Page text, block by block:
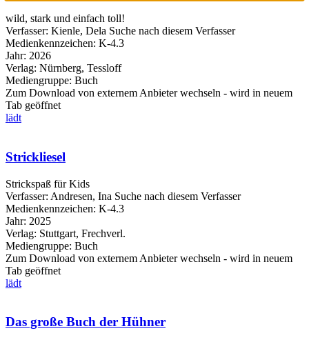
wild, stark und einfach toll!
Verfasser: Kienle, Dela Suche nach diesem Verfasser
Medienkennzeichen: K-4.3
Jahr: 2026
Verlag: Nürnberg, Tessloff
Mediengruppe: Buch
Zum Download von externem Anbieter wechseln - wird in neuem
Tab geöffnet
lädt
Strickliesel
Strickspaß für Kids
Verfasser: Andresen, Ina Suche nach diesem Verfasser
Medienkennzeichen: K-4.3
Jahr: 2025
Verlag: Stuttgart, Frechverl.
Mediengruppe: Buch
Zum Download von externem Anbieter wechseln - wird in neuem
Tab geöffnet
lädt
Das große Buch der Hühner